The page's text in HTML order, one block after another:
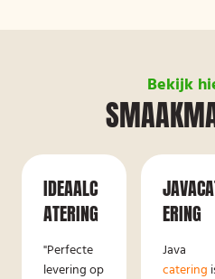
Bekijk
IDEAALC
ATERING
"Perfecte
levering op
ERING
Java
catering